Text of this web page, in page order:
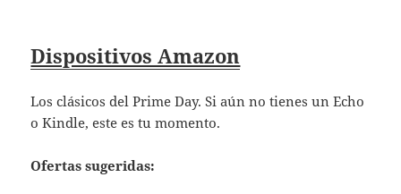
Dispositivos Amazon
Los clásicos del Prime Day. Si aún no tienes un Echo
o Kindle, este es tu momento.
Ofertas sugeridas: